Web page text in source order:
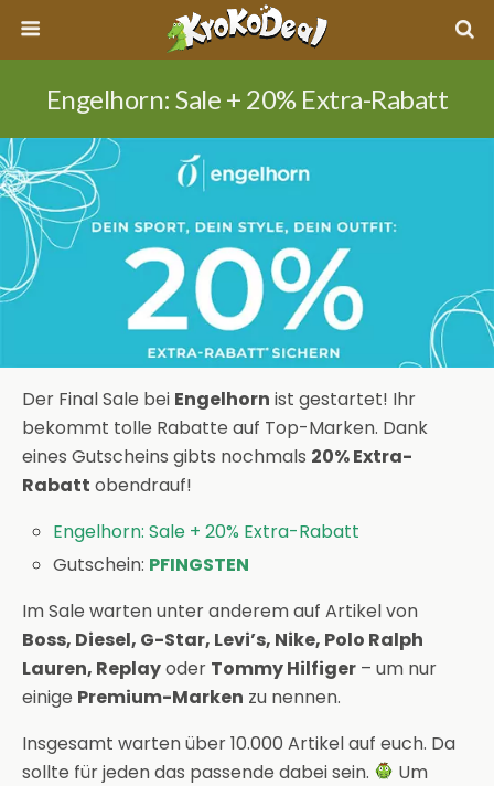
Engelhorn: Sale + 20% Extra-Rabatt
Der Final Sale bei Engelhorn ist gestartet! Ihr
bekommt tolle Rabatte auf Top-Marken. Dank
eines Gutscheins gibts nochmals 20% Extra-
Rabatt obendrauf!
Engelhorn: Sale + 20% Extra-Rabatt
Gutschein: PFINGSTEN
Im Sale warten unter anderem auf Artikel von
Boss, Diesel, G-Star, Levi’s, Nike, Polo Ralph
Lauren, Replayoder Tommy Hilfiger – um nur
einige Premium-Marken zu nennen.
Insgesamt warten über 10.000 Artikel auf euch. Da
sollte für jeden das passende dabei sein.
Um